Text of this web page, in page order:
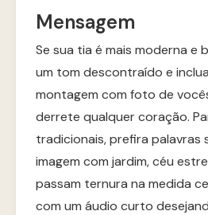
Mensagem
Se sua tia é mais moderna e
um tom descontraído e
montagem com foto de
derrete qualquer coração.
tradicionais, prefira palavras
imagem com jardim, céu
passam ternura na medida
com um áudio curto